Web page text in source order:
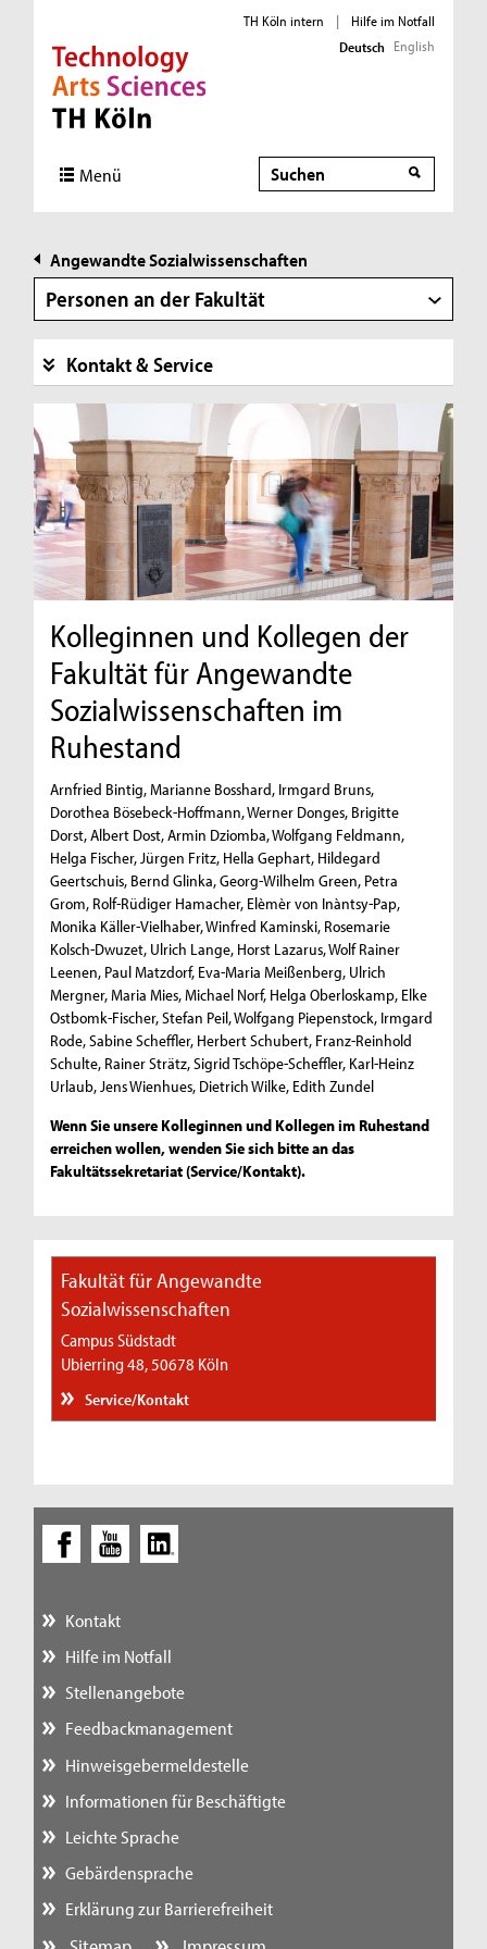
Direkt zur Hauptnavigation
Direkt zur Subnavigation
Direkt zum Inhalt
Direkt zum Fußbereich
TH Köln intern |
Hilfe im Notfall
Deutsch English
Menü Suche
Suche
Angewandte Sozialwissenschaften
Personen an der Fakultät
Kontakt & Service
Kolleginnen und Kollegen der
Fakultät für Angewandte
Sozialwissenschaften im
Ruhestand
Arnfried Bintig, Marianne Bosshard, Irmgard Bruns,
Dorothea Bösebeck-Hoffmann, Werner Donges, Brigitte
Dorst, Albert Dost, Armin Dziomba, Wolfgang Feldmann,
Helga Fischer, Jürgen Fritz, Hella Gephart, Hildegard
Geertschuis, Bernd Glinka, Georg-Wilhelm Green, Petra
Grom, Rolf-Rüdiger Hamacher, Elèmèr von Inàntsy-Pap,
Monika Käller-Vielhaber, Winfred Kaminski, Rosemarie
Kolsch-Dwuzet, Ulrich Lange, Horst Lazarus, Wolf Rainer
Leenen, Paul Matzdorf, Eva-Maria Meißenberg, Ulrich
Mergner, Maria Mies, Michael Norf, Helga Oberloskamp, Elke
Ostbomk-Fischer, Stefan Peil, Wolfgang Piepenstock, Irmgard
Rode, Sabine Scheffler, Herbert Schubert, Franz-Reinhold
Schulte, Rainer Strätz, Sigrid Tschöpe-Scheffler, Karl-Heinz
Urlaub, Jens Wienhues, Dietrich Wilke, Edith Zundel
Wenn Sie unsere Kolleginnen und Kollegen im Ruhestand
erreichen wollen, wenden Sie sich bitte an das
Fakultätssekretariat (Service/Kontakt).
Fakultät für Angewandte
Sozialwissenschaften
Campus Südstadt
Ubierring 48, 50678 Köln
Service/Kontakt
Kontakt
Hilfe im Notfall
Stellenangebote
Feedbackmanagement
Hinweisgebermeldestelle
Informationen für Beschäftigte
Leichte Sprache
Gebärdensprache
Erklärung zur Barrierefreiheit